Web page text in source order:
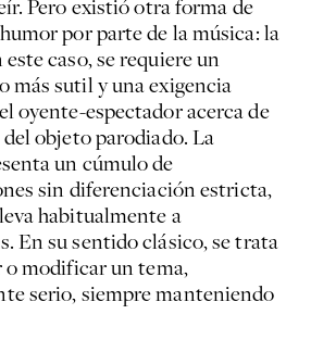
Pero existió otra forma de
por parte de la música: la
caso, se requiere un
más sutil y una exigencia
oyente-espectador acerca de
objeto parodiado. La
un cúmulo de
sin diferenciación estricta,
habitualmente a
En su sentido clásico, se trata
modificar un tema,
serio, siempre manteniendo